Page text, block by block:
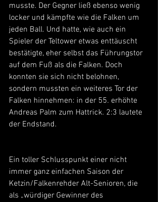
musste. Der Gegner ließ ebenso wenig
locker und kämpfte wie die Falken um
jeden Ball. Und hatte, wie auch ein
Spieler der Teltower etwas enttäuscht
bestätigte, eher selbst das Führungstor
auf dem Fuß als die Falken. Doch
konnten sie sich nicht belohnen,
sondern mussten ein weiteres Tor der
Falken hinnehmen: in der 55. erhöhte
Andreas Palm zum Hattrick. 2:3 lautete
der Endstand.
Ein toller Schlusspunkt einer nicht
immer ganz einfachen Saison der
Ketzin/Falkenrehder Alt-Senioren, die
als „würdiger Gewinner des